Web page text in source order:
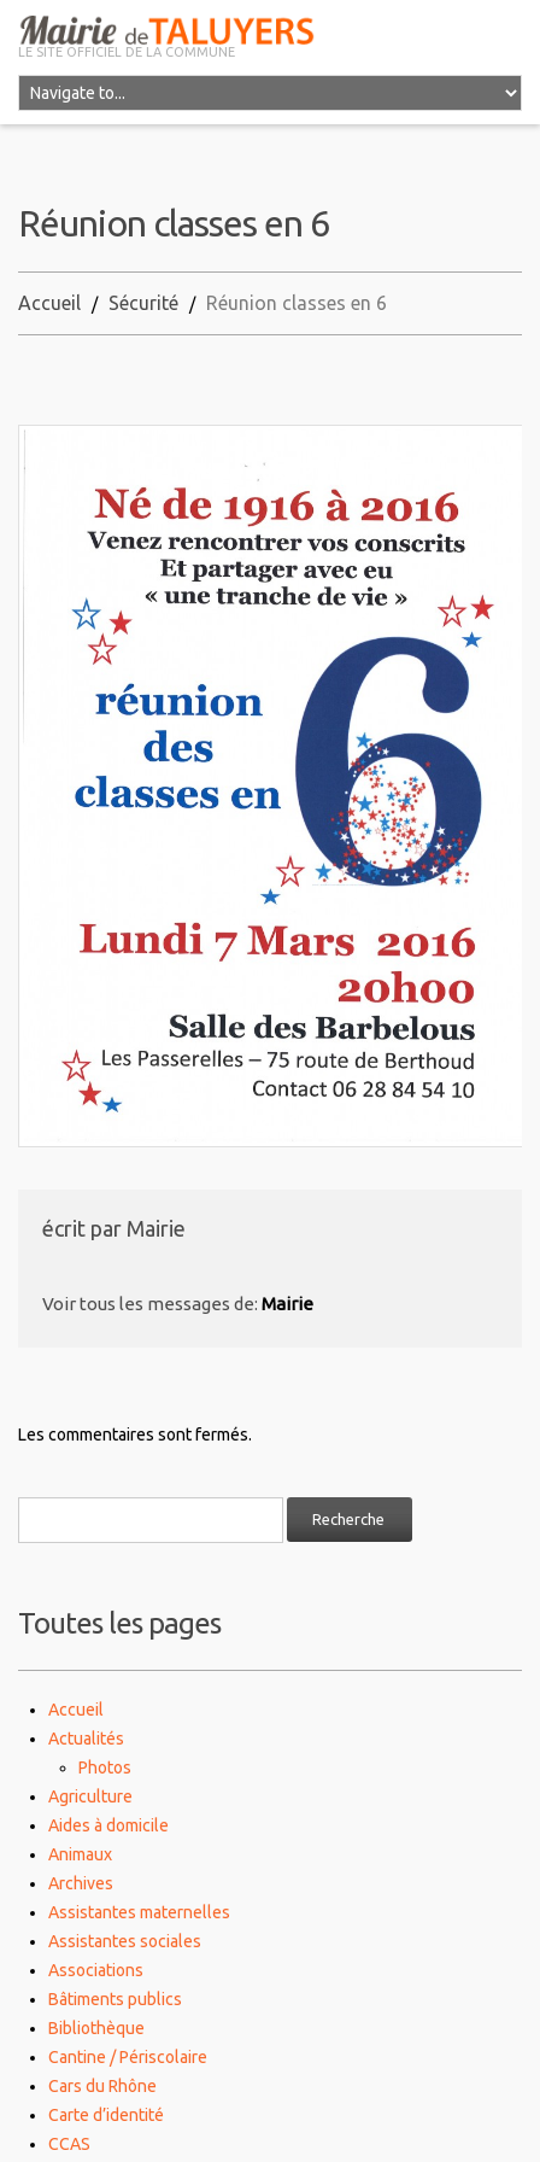
LE SITE OFFICIEL DE LA COMMUNE
Réunion classes en 6
Accueil Sécurité Réunion classes en 6
écrit par Mairie
Voir tous les messages de: Mairie
Les commentaires sont fermés.
Toutes les pages
Accueil
Actualités
Photos
Agriculture
Aides à domicile
Animaux
Archives
Assistantes maternelles
Assistantes sociales
Associations
Bâtiments publics
Bibliothèque
Cantine / Périscolaire
Cars du Rhône
Carte d’identité
CCAS